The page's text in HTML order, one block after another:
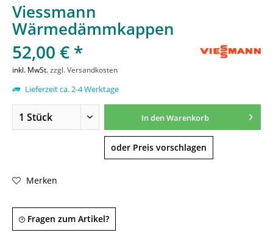
Viessmann
Wärmedämmkappen
52,00 € *
inkl. MwSt.zzgl. Versandkosten
Lieferzeit ca. 2-4 Werktage
In denWarenkorb
oder Preis vorschlagen
Merken
Fragen zum Artikel?